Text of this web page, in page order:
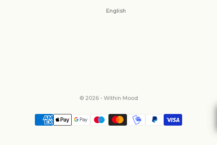
English
© 2026 - Within Mood